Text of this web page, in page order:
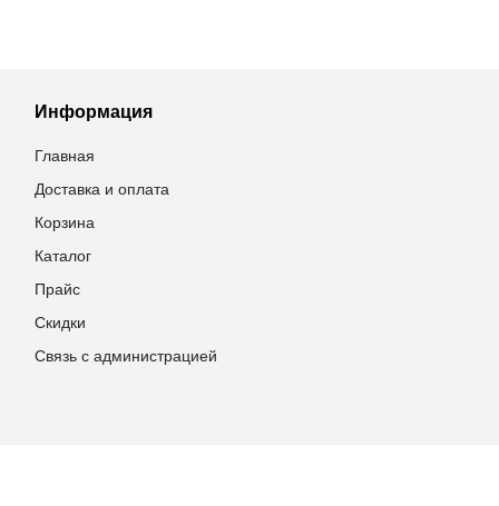
Информация
Главная
Доставка и оплата
Корзина
Каталог
Прайс
Скидки
Связь с администрацией